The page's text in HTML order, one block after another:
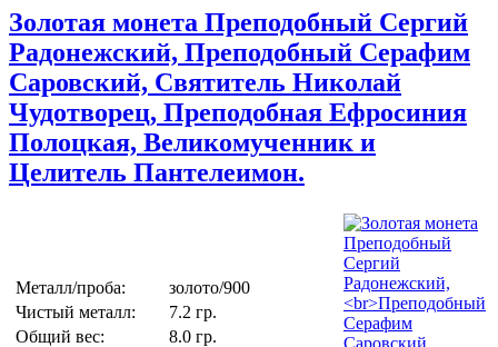
Золотая монета Преподобный Сергий
Радонежский, Преподобный Серафим
Саровский, Святитель Николай
Чудотворец, Преподобная Ефросиния
Полоцкая, Великомученник и
Целитель Пантелеимон.
Металл/проба:
золото/900
Чистый металл:
7.2 гр.
Общий вес:
8.0 гр.